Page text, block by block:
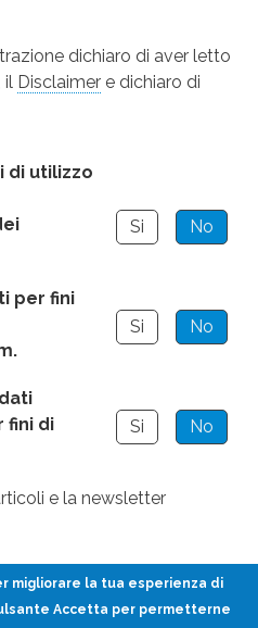
dichiaro di aver letto
il Disclaimer e dichiaro di
di utilizzo
No
Si
per fini
No
Si
fini di
No
Si
e la newsletter
migliorare la tua esperienza di
Accetta per permetterne